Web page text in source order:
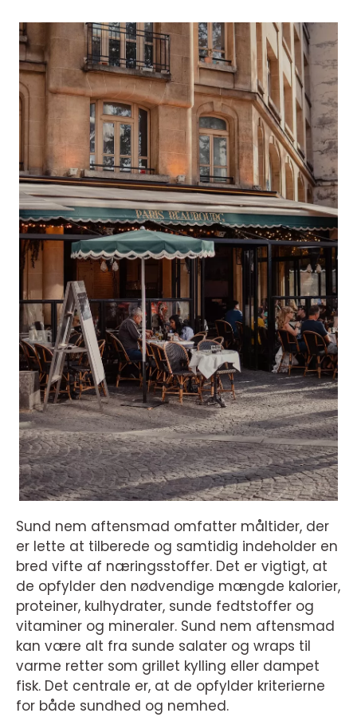
Sund nem aftensmad omfatter måltider, der
er lette at tilberede og samtidig indeholder en
bred vifte af næringsstoffer. Det er vigtigt, at
de opfylder den nødvendige mængde kalorier,
proteiner, kulhydrater, sunde fedtstoffer og
vitaminer og mineraler. Sund nem aftensmad
kan være alt fra sunde salater og wraps til
varme retter som grillet kylling eller dampet
fisk. Det centrale er, at de opfylder kriterierne
for både sundhed og nemhed.